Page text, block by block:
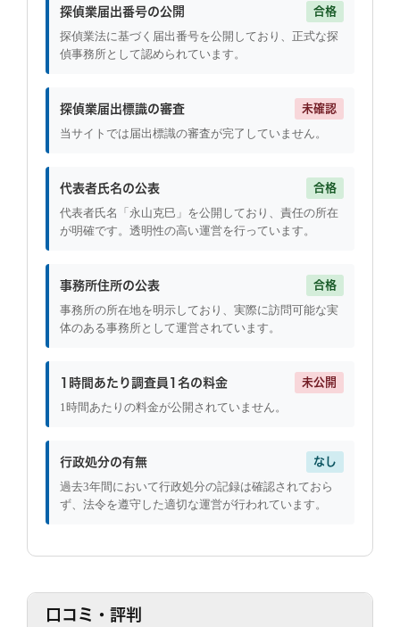
探偵業届出番号の公開 合格
探偵業法に基づく届出番号を公開しており、正式な探
偵事務所として認められています。
探偵業届出標識の審査 未確認
当サイトでは届出標識の審査が完了していません。
代表者氏名の公表 合格
代表者氏名「永山克巳」を公開しており、責任の所在
が明確です。透明性の高い運営を行っています。
事務所住所の公表 合格
事務所の所在地を明示しており、実際に訪問可能な実
体のある事務所として運営されています。
1時間あたり調査員1名の料金 未公開
1時間あたりの料金が公開されていません。
行政処分の有無 なし
過去3年間において行政処分の記録は確認されておら
ず、法令を遵守した適切な運営が行われています。
口コミ・評判